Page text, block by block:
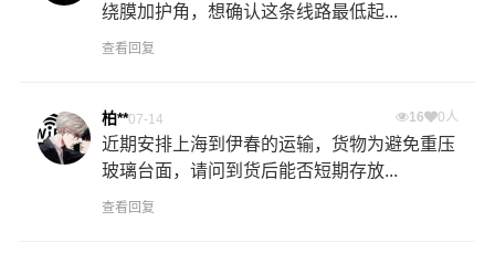
绕膜加护角，想确认这条线路最低起...
查看回复
柏**07-14 16 0人
近期安排上海到伊春的运输，货物为避免重压
玻璃台面，请问到货后能否短期存放...
查看回复